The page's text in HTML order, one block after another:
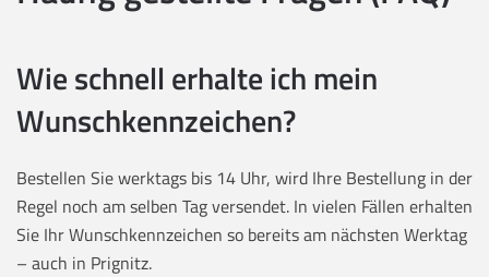
Wie schnell erhalte ich mein
Wunschkennzeichen?
Bestellen Sie werktags bis 14 Uhr, wird Ihre Bestellung in der
Regel noch am selben Tag versendet. In vielen Fällen erhalten
Sie Ihr Wunschkennzeichen so bereits am nächsten Werktag
– auch in Prignitz.